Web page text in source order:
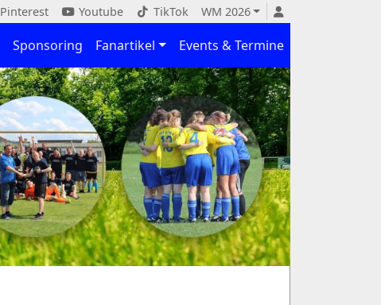
Pinterest Youtube TikTok WM 2026
Sponsoring Fanartikel Events & Termine